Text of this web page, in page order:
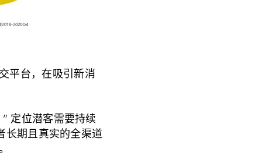
平台，在吸引新消
定位潜客需要持续
长期且真实的全渠道